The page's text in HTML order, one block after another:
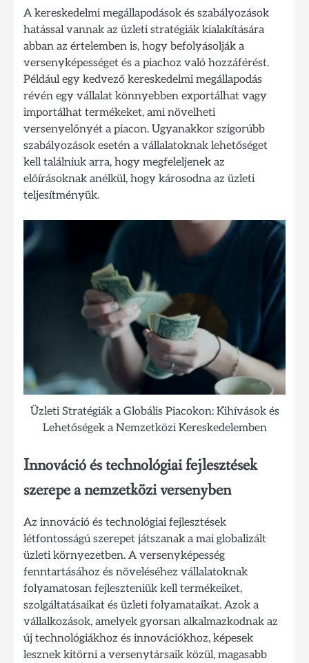
A kereskedelmi megállapodások és szabályozások
hatással vannak az üzleti stratégiák kialakítására
abban az értelemben is, hogy befolyásolják a
versenyképességet és a piachoz való hozzáférést.
Például egy kedvező kereskedelmi megállapodás
révén egy vállalat könnyebben exportálhat vagy
importálhat termékeket, ami növelheti
versenyelőnyét a piacon. Ugyanakkor szigorúbb
szabályozások esetén a vállalatoknak lehetőséget
kell találniuk arra, hogy megfeleljenek az
előírásoknak anélkül, hogy károsodna az üzleti
teljesítményük.
Üzleti Stratégiák a Globális Piacokon: Kihívások és
Lehetőségek a Nemzetközi Kereskedelemben
Innováció és technológiai fejlesztések
szerepe a nemzetközi versenyben
Az innováció és technológiai fejlesztések
létfontosságú szerepet játszanak a mai globalizált
üzleti környezetben. A versenyképesség
fenntartásához és növeléséhez vállalatoknak
folyamatosan fejleszteniük kell termékeiket,
szolgáltatásaikat és üzleti folyamataikat. Azok a
vállalkozások, amelyek gyorsan alkalmazkodnak az
új technológiákhoz és innovációkhoz, képesek
lesznek kitörni a versenytársaik közül, magasabb